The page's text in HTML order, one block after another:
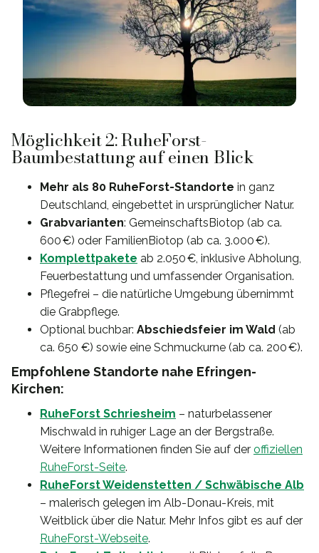
Möglichkeit 2: RuheForst-
Baumbestattung auf einen Blick
Mehr als 80 RuheForst-Standorte in ganz
Deutschland, eingebettet in ursprünglicher Natur.
Grabvarianten: GemeinschaftsBiotop (ab ca.
600 €) oder FamilienBiotop (ab ca. 3.000 €).
Komplettpakete ab 2.050 €, inklusive Abholung,
Feuerbestattung und umfassender Organisation.
Pflegefrei – die natürliche Umgebung übernimmt
die Grabpflege.
Optional buchbar: Abschiedsfeier im Wald (ab
ca. 650 €) sowie eine Schmuckurne (ab ca. 200 €).
Empfohlene Standorte nahe Efringen-
Kirchen:
RuheForst Schriesheim – naturbelassener
Mischwald in ruhiger Lage an der Bergstraße.
Weitere Informationen finden Sie auf der offiziellen
RuheForst-Seite.
RuheForst Weidenstetten / Schwäbische Alb
– malerisch gelegen im Alb-Donau-Kreis, mit
Weitblick über die Natur. Mehr Infos gibt es auf der
RuheForst-Webseite.